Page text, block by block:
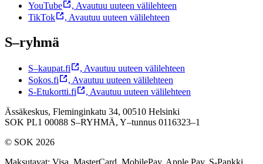
YouTube
, Avautuu uuteen välilehteen
TikTok
, Avautuu uuteen välilehteen
S–ryhmä
S–kaupat.fi , Avautuu uuteen välilehteen
Sokos.fi
, Avautuu uuteen välilehteen
S-Etukortti.fi
, Avautuu uuteen välilehteen
Ässäkeskus, Fleminginkatu 34, 00510 Helsinki
SOK PL1 00088 S–RYHMÄ, Y–tunnus 0116323–1
© SOK 2026